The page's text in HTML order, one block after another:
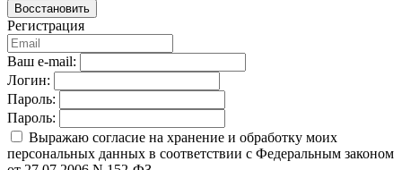
Восстановить
Регистрация
Ваш e-mail:
Логин:
Пароль:
Пароль:
Выражаю согласие на хранение и обработку моих
персональных данных в соответствии с Федеральным законом